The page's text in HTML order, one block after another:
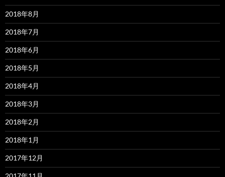
2018年8月
2018年7月
2018年6月
2018年5月
2018年4月
2018年3月
2018年2月
2018年1月
2017年12月